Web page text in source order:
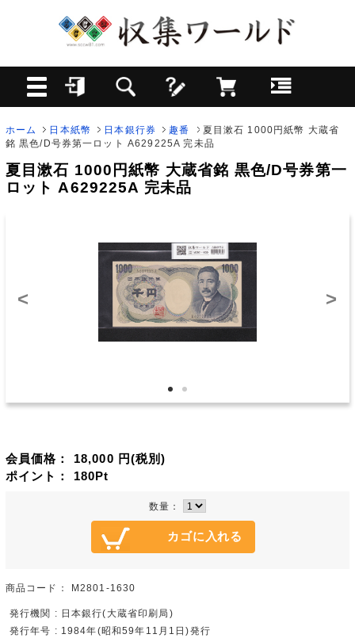
ホーム 日本紙幣 日本銀行券 趣番
夏目漱石 1000円紙幣 大蔵省
銘 黒色/D号券第一ロット A629225A 完未品
夏目漱石 1000円紙幣 大蔵省銘 黒色/D号券第一
ロット A629225A 完未品
< >
会員価格： 18,000 円(税別)
ポイント： 180Pt
数量：
商品コード： M2801-1630
発行機関 : 日本銀行(大蔵省印刷局)
発行年号 : 1984年(昭和59年11月1日)発行